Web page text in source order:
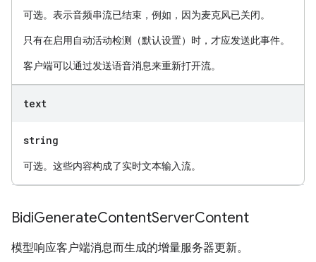
可选。表示音频串流已结束，例如，因为麦克风已关闭。
只有在启用自动活动检测（默认设置）时，才应发送此事件。
客户端可以通过发送语音消息来重新打开流。
text
string
可选。这些内容构成了实时文本输入流。
BidiGenerateContentServerContent
模型响应客户端消息而生成的增量服务器更新。